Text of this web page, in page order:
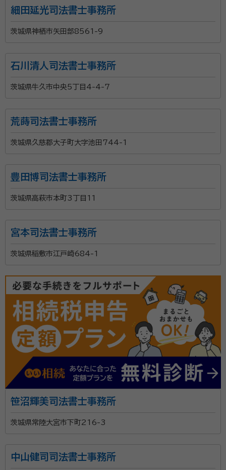
細田延光司法書士事務所
茨城県神栖市矢田部8561-9
石川清人司法書士事務所
茨城県牛久市中央5丁目4-4-7
荒蒔司法書士事務所
茨城県久慈郡大子町大字池田744-1
豊田博司法書士事務所
茨城県高萩市本町3丁目11
宮本司法書士事務所
茨城県稲敷市江戸崎684-1
笹沼輝美司法書士事務所
茨城県常陸大宮市下町216-3
中山健司司法書士事務所